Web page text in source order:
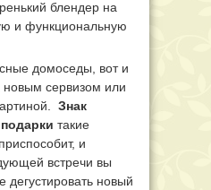
блендер на
и функциональную
домоседы, вот и
новым сервизом или
Знак
такие
и
встречи вы
дегустировать новый